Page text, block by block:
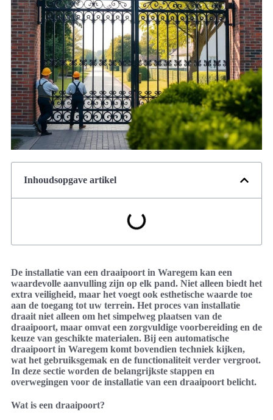
Inhoudsopgave artikel
De installatie van een draaipoort in Waregem kan een
waardevolle aanvulling zijn op elk pand. Niet alleen biedt het
extra veiligheid, maar het voegt ook esthetische waarde toe
aan de toegang tot uw terrein. Het proces van installatie
draait niet alleen om het simpelweg plaatsen van de
draaipoort, maar omvat een zorgvuldige voorbereiding en de
keuze van geschikte materialen. Bij een automatische
draaipoort in Waregem komt bovendien techniek kijken,
wat het gebruiksgemak en de functionaliteit verder vergroot.
In deze sectie worden de belangrijkste stappen en
overwegingen voor de installatie van een draaipoort belicht.
Wat is een draaipoort?